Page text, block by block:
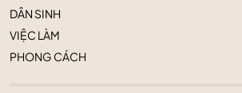
DÂN SINH
VIỆC LÀM
PHONG CÁCH